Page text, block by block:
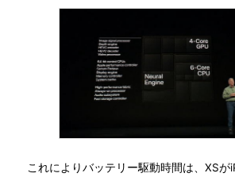
これによりバッテリー駆動時間は、XSが